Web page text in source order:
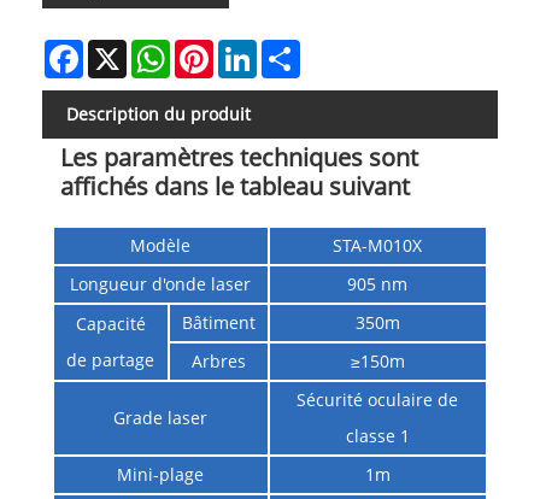
Facebook
X WhatsAppPinterestLinkedIn
Description du produit
Les paramètres techniques sont
affichés dans le tableau suivant
Modèle
STA-M010X
Longueur d'onde laser
905 nm
Capacité
de partage
Bâtiment
350m
Arbres
≥150m
Grade laser
Sécurité oculaire de
classe 1
Mini-plage
1m